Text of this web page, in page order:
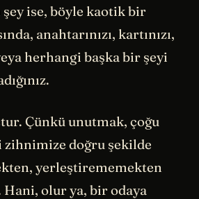
ise, böyle kaotik bir
anahtarınızı, kartınızı,
herhangi başka bir şeyi
Çünkü unutmak, çoğu
zihnimize doğru şekilde
yerleştirememekten
Hani, olur ya, bir odaya